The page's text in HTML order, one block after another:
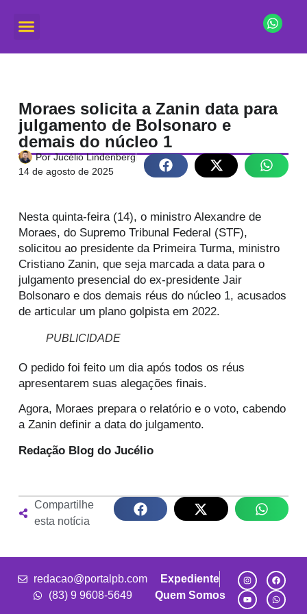
Moraes solicita a Zanin data para
julgamento de Bolsonaro e
demais do núcleo 1
PorJucélio Lindenberg
14 de agosto de 2025
Nesta quinta-feira (14), o ministro Alexandre de
Moraes, do Supremo Tribunal Federal (STF),
solicitou ao presidente da Primeira Turma, ministro
Cristiano Zanin, que seja marcada a data para o
julgamento presencial do ex-presidente Jair
Bolsonaro e dos demais réus do núcleo 1, acusados
de articular um plano golpista em 2022.
PUBLICIDADE
O pedido foi feito um dia após todos os réus
apresentarem suas alegações finais.
Agora, Moraes prepara o relatório e o voto, cabendo
a Zanin definir a data do julgamento.
Redação Blog do Jucélio
Compartilhe
esta notícia
redacao@portalpb.com
(83) 9 9608-5649
Expediente
Quem Somos